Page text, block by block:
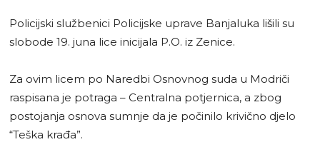
Policijski službenici Policijske uprave Banjaluka lišili su
slobode 19. juna lice inicijala P.O. iz Zenice.
Za ovim licem po Naredbi Osnovnog suda u Modriči
raspisana je potraga – Centralna potjernica, a zbog
postojanja osnova sumnje da je počinilo krivično djelo
“Teška krađa”.